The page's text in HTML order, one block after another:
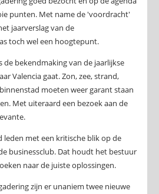
punten. Met name de 'voordracht'
jaarverslag van de
toch wel een hoogtepunt.
de bekendmaking van de jaarlijkse
Valencia gaat. Zon, zee, strand,
moeten weer garant staan
Met uiteraard een bezoek aan de
leden met een kritische blik op de
businessclub. Dat houdt het bestuur
naar de juiste oplossingen.
zijn er unaniem twee nieuwe